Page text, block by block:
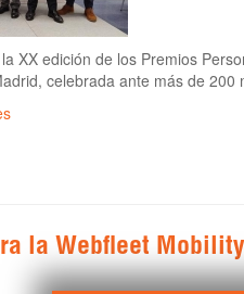
XX edición de los Premios
celebrada ante más de
la Webfleet